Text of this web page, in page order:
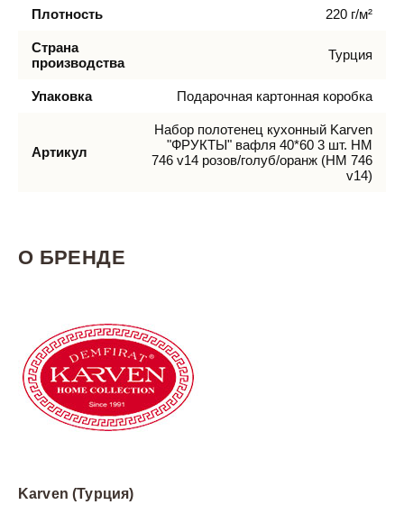
Плотность 220 г/м²
Страна
производства
Турция
Упаковка Подарочная картонная коробка
Артикул
Набор полотенец кухонный Karven
"ФРУКТЫ" вафля 40*60 3 шт. НМ
746 v14 розов/голуб/оранж (HM 746
v14)
О БРЕНДЕ
Karven (Турция)